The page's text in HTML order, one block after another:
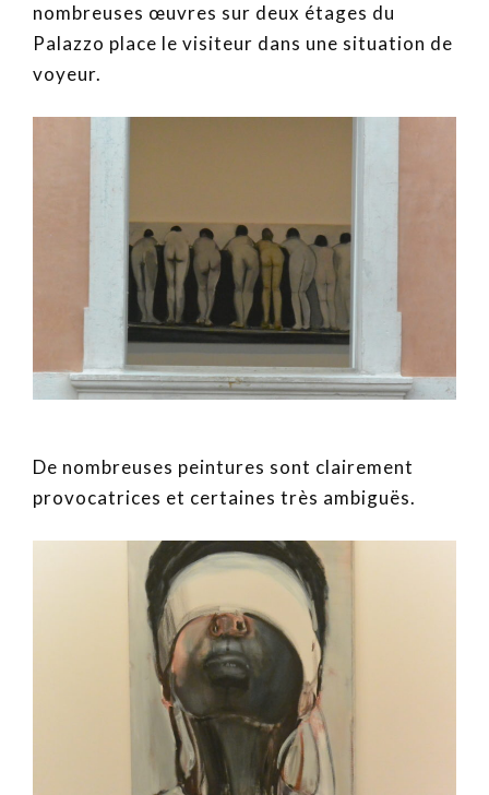
nombreuses œuvres sur deux étages du
Palazzo place le visiteur dans une situation de
voyeur.
De nombreuses peintures sont clairement
provocatrices et certaines très ambiguës.